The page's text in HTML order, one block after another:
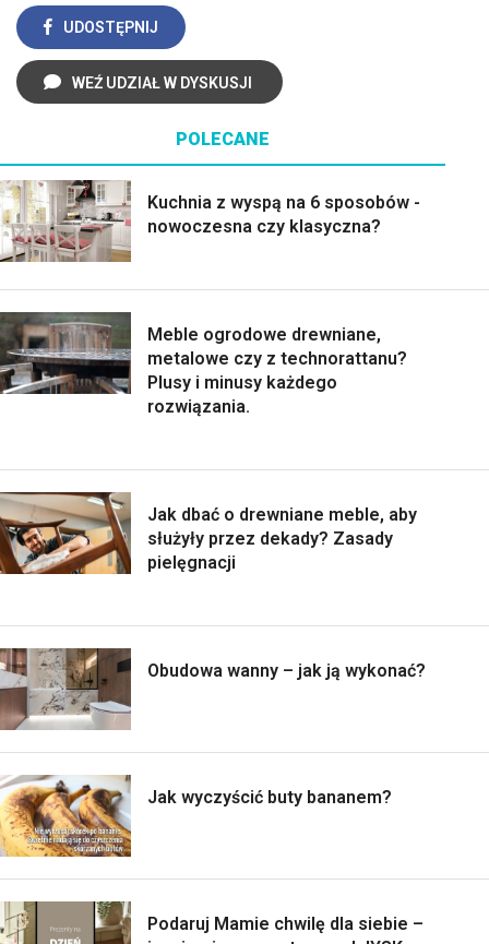
UDOSTĘPNIJ
WEŹ UDZIAŁ W DYSKUSJI
POLECANE
Kuchnia z wyspą na 6 sposobów -
nowoczesna czy klasyczna?
Meble ogrodowe drewniane,
metalowe czy z technorattanu?
Plusy i minusy każdego
rozwiązania.
Jak dbać o drewniane meble, aby
służyły przez dekady? Zasady
pielęgnacji
Obudowa wanny – jak ją wykonać?
Jak wyczyścić buty bananem?
Podaruj Mamie chwilę dla siebie –